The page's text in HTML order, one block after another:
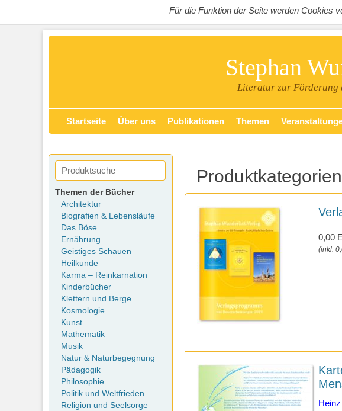
Für die Funktion der Seite werden Cookies
Stephan
Literatur zur Förderung
Primäres Menü
Inhalt
Startseite Über uns Publikationen Themen
0,00
(inkl.
Themen der Bücher
Architektur
Biografien & Lebensläufe
Das Böse
Ernährung
Geistiges Schauen
Heilkunde
Karma – Reinkarnation
Kinderbücher
Klettern und Berge
Kosmologie
Kunst
Mathematik
Musik
Natur & Naturbegegnung
Pädagogik
Philosophie
Politik und Weltfrieden
Religion und Seelsorge